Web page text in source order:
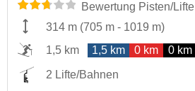
Bewertung Pisten/Lifte
314 m (705 m - 1019 m)
1,5 km
1,5 km 0 km 0 km
2 Lifte/Bahnen